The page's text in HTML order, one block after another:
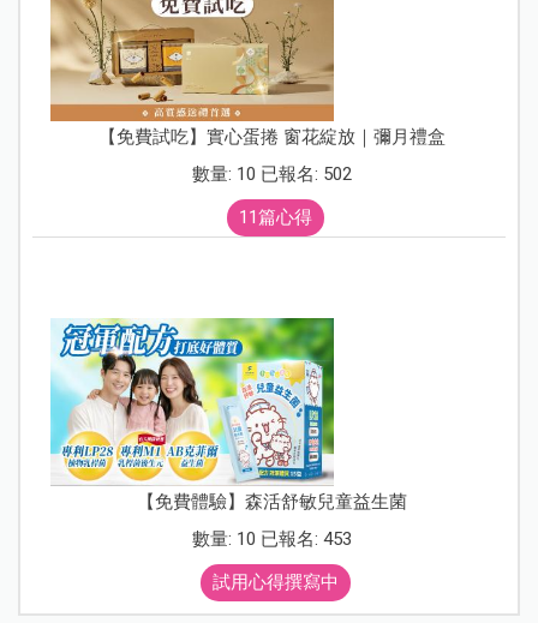
【免費試吃】實心蛋捲 窗花綻放｜彌月禮盒
數量: 10 已報名: 502
11篇心得
【免費體驗】森活舒敏兒童益生菌
數量: 10 已報名: 453
試用心得撰寫中